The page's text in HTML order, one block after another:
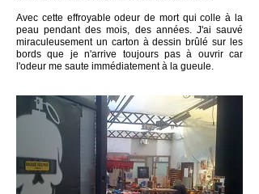
Avec cette effroyable odeur de mort qui colle à la
peau pendant des mois, des années. J'ai sauvé
miraculeusement un carton à dessin brûlé sur les
bords que je n'arrive toujours pas à ouvrir car
l'odeur me saute immédiatement à la gueule.